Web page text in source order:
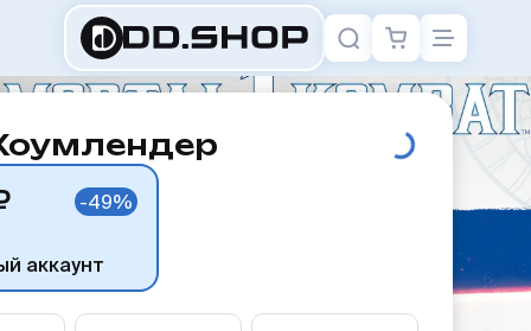
-49%
аккаунт